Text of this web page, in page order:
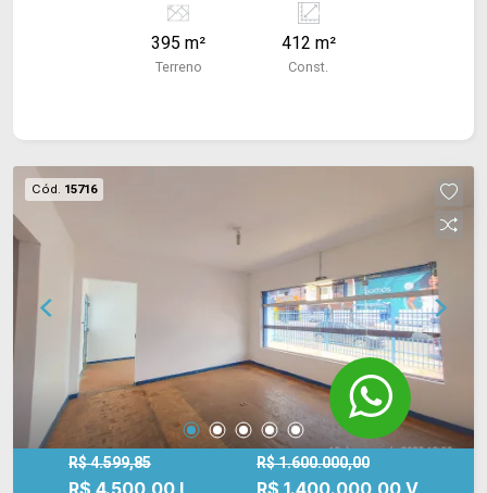
395 m²
Terreno
412 m²
Const.
Cód. 15716
R$ 4.599,85 R$ 1.600.000,00